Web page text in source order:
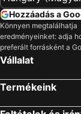
Accor Pannonia
Sárkeszi
Árpád
Touring Agard
Piramis Hotel
Pálmajor Pihenőpark és
Hozzáadás a
Könnyen megtalálhatja
eredményeinket: adja
preferált forrásként a
Vállalat
Termékeink